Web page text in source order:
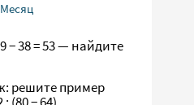
Месяц
− 38 = 53 — найдите
решите пример